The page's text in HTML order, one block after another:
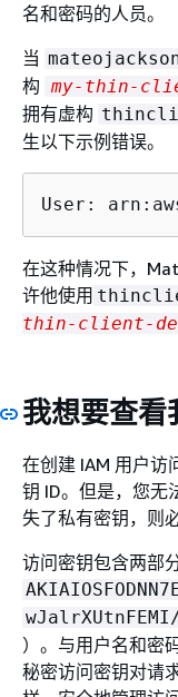
名和密码的人员。
当
构 my-thin-
拥有虚构
生以下示例错误。
User:
在这种情况下，
许他使用
thin-client-
我想要查看
在创建 IAM 用户访
钥 ID。但是，您无
失了私有密钥，则
访问密钥包含两部
wJalrXUtnFEMI/
）。与用户名和密
秘密访问密钥对请